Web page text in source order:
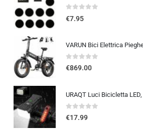
0out of 5
€7.95
0out of 5
€869.00
0out of 5
€17.99